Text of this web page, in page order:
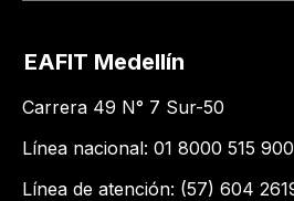
EAFIT Medellín
Carrera 49 N° 7 Sur-50
Línea nacional: 01 8000 515 900
Línea de atención: (57) 604